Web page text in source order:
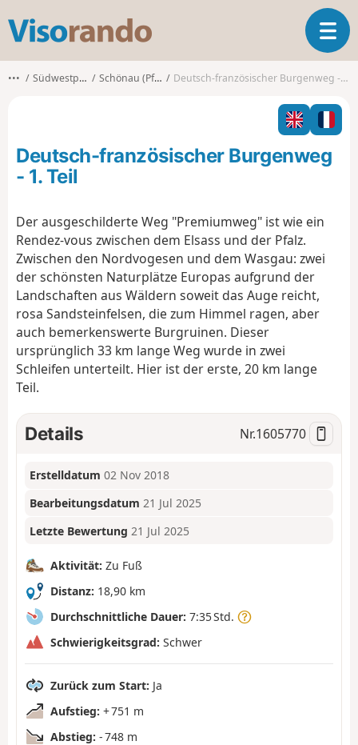
s
o
o
T
o
g
l
n
a
••• Südwestpfalz Schönau (Pfalz) Deutsch-französischer Burgenweg - 1. Teil
Deutsch-französischer Burgenweg
- 1. Teil
Der ausgeschilderte Weg "Premiumweg" ist wie ein
Rendez-vous zwischen dem Elsass und der Pfalz.
Zwischen den Nordvogesen und dem Wasgau: zwei
der schönsten Naturplätze Europas aufgrund der
Landschaften aus Wäldern soweit das Auge reicht,
rosa Sandsteinfelsen, die zum Himmel ragen, aber
auch bemerkenswerte Burgruinen. Dieser
ursprünglich 33 km lange Weg wurde in zwei
Schleifen unterteilt. Hier ist der erste, 20 km lange
Teil.
Details Nr.1605770
Erstelldatum 02 Nov 2018
Bearbeitungsdatum 21 Jul 2025
Letzte Bewertung 21 Jul 2025
Aktivität: Zu Fuß
Distanz: 18,90 km
Durchschnittliche Dauer: 7:35 Std.
Schwierigkeitsgrad: Schwer
Zurück zum Start: Ja
Aufstieg: + 751 m
Abstieg: - 748 m